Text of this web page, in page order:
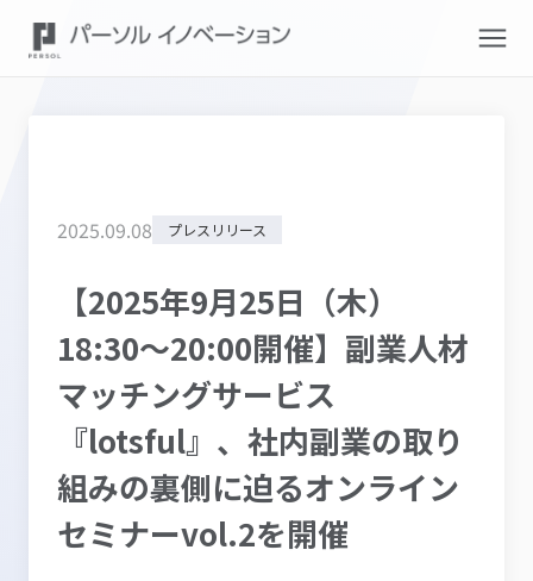
2025.09.08 プレスリリース
【2025年9月25日（木）
18:30～20:00開催】副業人材
マッチングサービス
『lotsful』、社内副業の取り
組みの裏側に迫るオンライン
セミナーvol.2を開催